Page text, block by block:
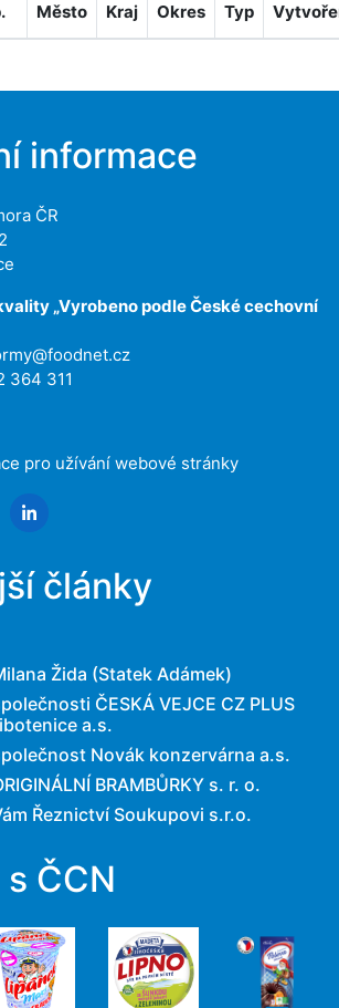
Město Kraj Okres Typ
informace
ČR
„Vyrobeno podle České cechovní
364 311
pro užívání webové stránky
články
Žida (Statek Adámek)
ČESKÁ VEJCE CZ PLUS
a.s.
Novák konzervárna a.s.
BRAMBŮRKY s. r. o.
Řeznictví Soukupovi s.r.o.
ČCN